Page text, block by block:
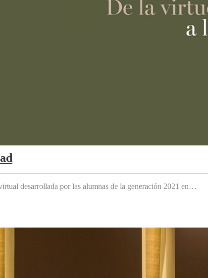
desarrollada por las alumnas de la generación 2021 en…